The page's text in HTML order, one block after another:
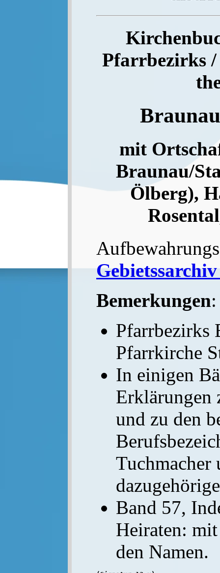
Pfarrbezirks
mit
Braunau/
Ölberg),
Bemerkungen:
Pfarrbezirks
Pfarrkirche
In einigen
Erklärungen
und zu den
Tuchmacher
Band 57,
Heiraten:
den Namen.